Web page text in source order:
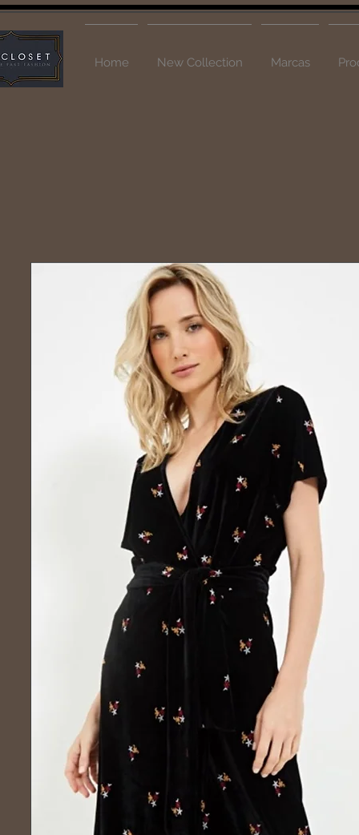
Home New Collection Marcas